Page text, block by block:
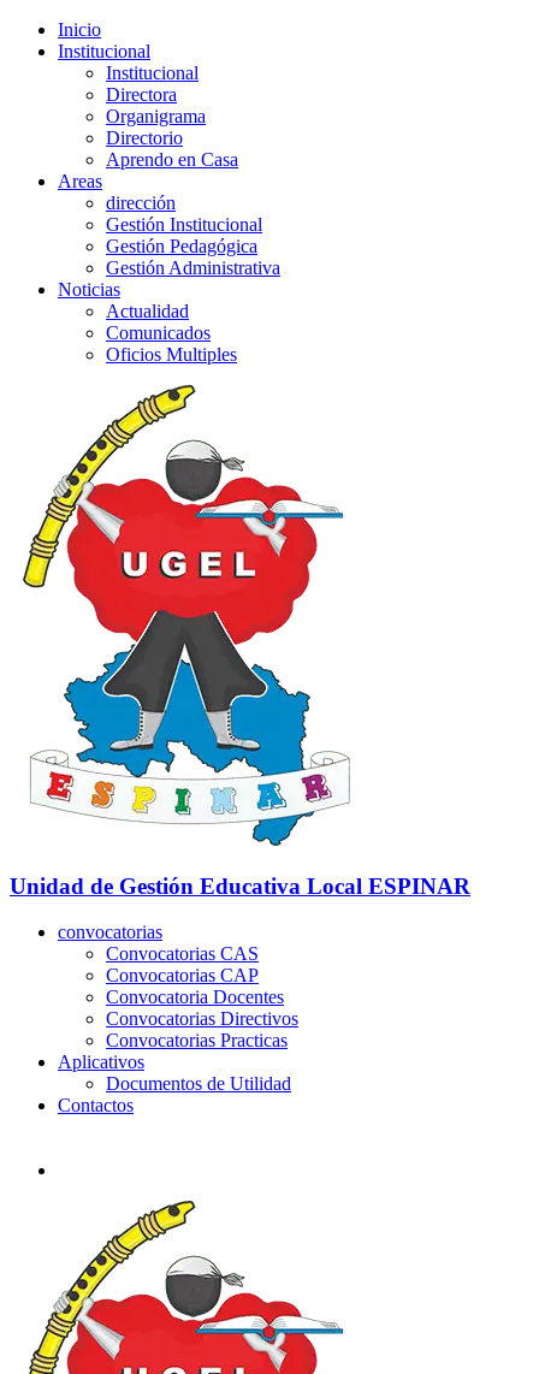
Inicio
Institucional
Institucional
Directora
Organigrama
Directorio
Aprendo en Casa
Areas
dirección
Gestión Institucional
Gestión Pedagógica
Gestión Administrativa
Noticias
Actualidad
Comunicados
Oficios Multiples
Unidad de Gestión Educativa Local ESPINAR
convocatorias
Convocatorias CAS
Convocatorias CAP
Convocatoria Docentes
Convocatorias Directivos
Convocatorias Practicas
Aplicativos
Documentos de Utilidad
Contactos